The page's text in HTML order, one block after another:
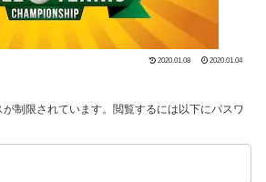
2020.01.08 2020.01.04
制限されています。閲覧するには以下にパスワ